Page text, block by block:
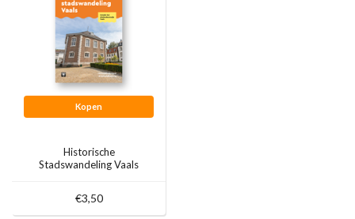
Kopen
Historische
Stadswandeling Vaals
€3,50